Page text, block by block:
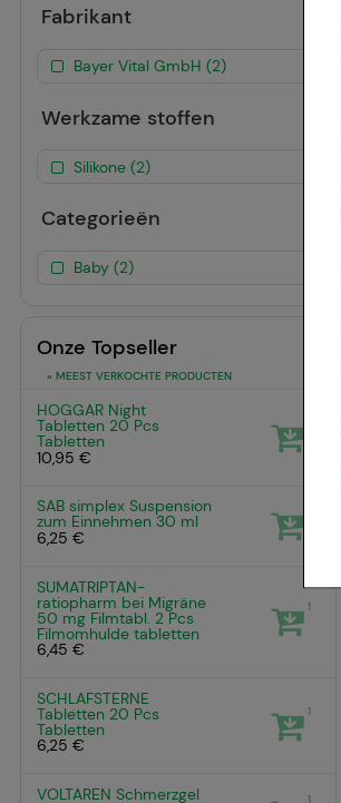
Fabrikant
Bayer Vital GmbH (2)
Werkzame stoffen
Silikone (2)
Categorieën
Baby (2)
Onze Topseller
» MEEST VERKOCHTE PRODUCTEN
HOGGAR Night
Tabletten 20 Pcs
Tabletten
10,95 €
SAB simplex Suspension
zum Einnehmen30 ml
6,25 €
SUMATRIPTAN-
ratiopharm bei Migräne
50 mg Filmtabl. 2 Pcs
Filmomhulde tabletten
6,45 €
1
SCHLAFSTERNE
Tabletten 20 Pcs
Tabletten
6,25 €
1
VOLTAREN Schmerzgel 1